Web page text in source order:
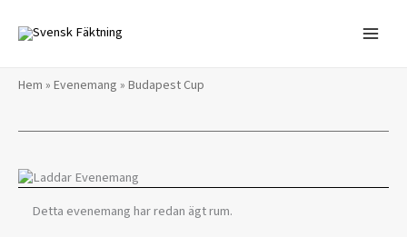
innehåll
Hem » Evenemang » Budapest Cup
Detta evenemang har redan ägt rum.